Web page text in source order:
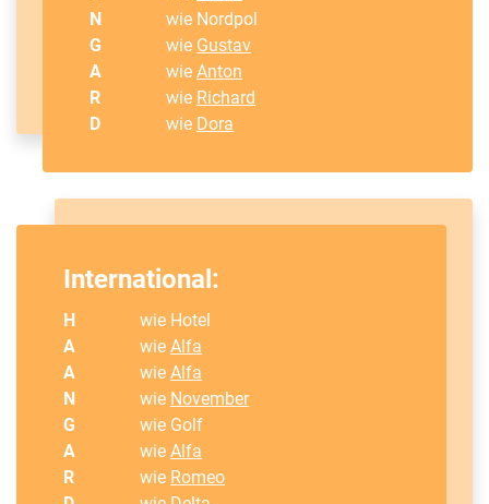
N
wie Nordpol
G
wie Gustav
A
wieAnton
R
wie Richard
D
wie Dora
International:
H
wie Hotel
A
wieAlfa
A
wieAlfa
N
wie November
G
wie Golf
A
wieAlfa
R
wie Romeo